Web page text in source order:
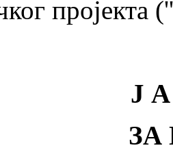
пројекта
Ј
ЗА